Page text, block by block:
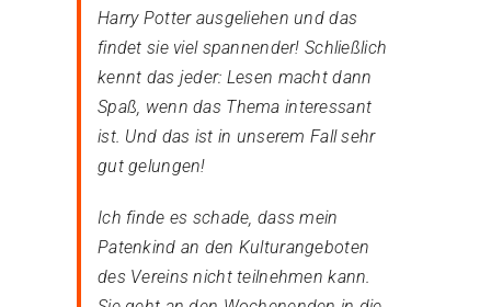
Harry Potter ausgeliehen und das
findet sie viel spannender! Schließlich
kennt das jeder: Lesen macht dann
Spaß, wenn das Thema interessant
ist. Und das ist in unserem Fall sehr
gut gelungen!
Ich finde es schade, dass mein
Patenkind an den Kulturangeboten
des Vereins nicht teilnehmen kann.